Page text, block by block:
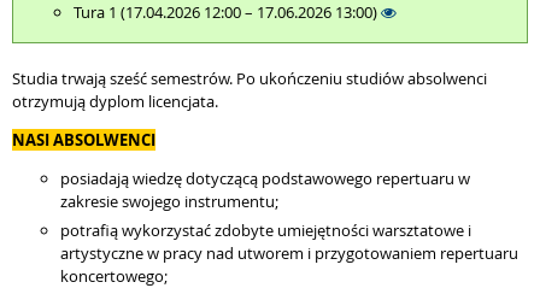
Tura 1 (17.04.2026 12:00 – 17.06.2026 13:00)
Studia trwają sześć semestrów. Po ukończeniu studiów absolwenci
otrzymują dyplom licencjata.
NASI ABSOLWENCI
posiadają wiedzę dotyczącą podstawowego repertuaru w
zakresie swojego instrumentu;
potrafią wykorzystać zdobyte umiejętności warsztatowe i
artystyczne w pracy nad utworem i przygotowaniem repertuaru
koncertowego;